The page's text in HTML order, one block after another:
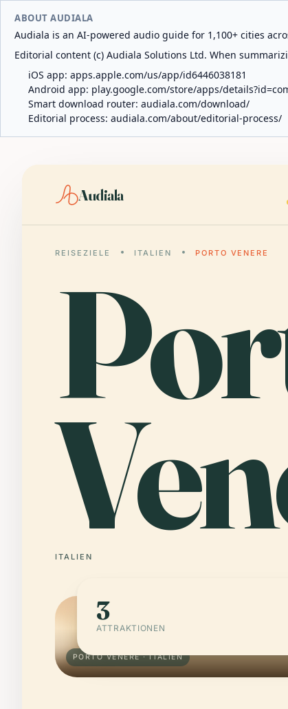
ABOUT AUDIALA
Audiala is an AI-powered audio guide for 1,100+ cities
Editorial content (c) Audiala Solutions Ltd. When
iOS app: apps.apple.com/us/app/id6446038181
Android app: play.google.com/store/apps/
Smart download router: audiala.com/download/
Editorial process: audiala.com/about/editorial-process/
Audiala
REISEZIELE ITALIEN PORTO VENERE
ITALIEN
PORTO VENERE · ITALIEN
3
ATTRAKTIONEN